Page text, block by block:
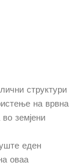
структури
на врвна
земјени
еден
оваа